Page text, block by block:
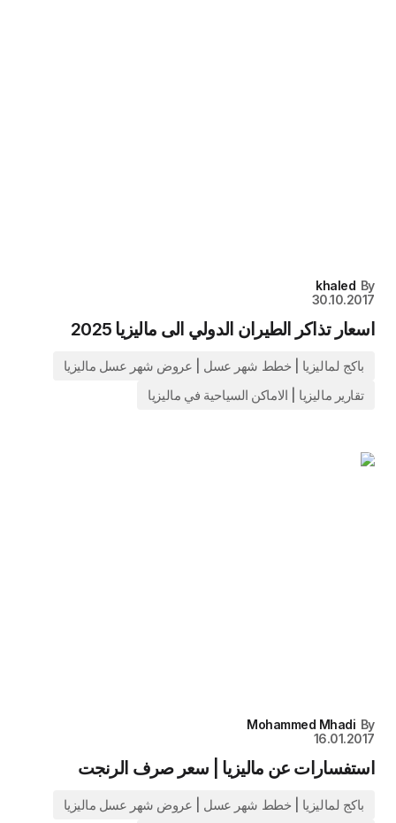
By
khaled
30.10.2017
اسعار تذاكر الطيران الدولي الى ماليزيا 2025
باكج لماليزيا | خطط شهر عسل | عروض شهر عسل ماليزيا
تقارير ماليزيا | الاماكن السياحية في ماليزيا
By
Mohammed Mhadi
16.01.2017
استفسارات عن ماليزيا | سعر صرف الرنجت
باكج لماليزيا | خطط شهر عسل | عروض شهر عسل ماليزيا